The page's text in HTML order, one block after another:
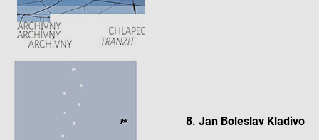
8. Jan Boleslav Kladivo -